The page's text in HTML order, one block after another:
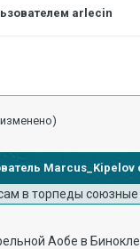
arlecin
Marcus_Kipelov
в торпеды союзные
Аобе в